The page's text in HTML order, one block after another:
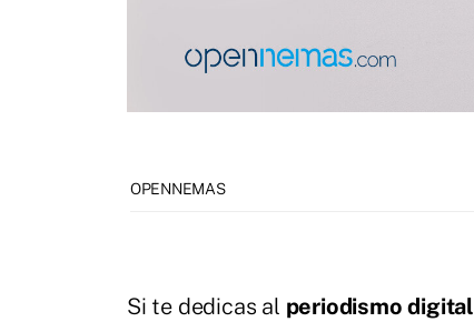
OPENNEMAS
Si te dedicas al periodismo digital